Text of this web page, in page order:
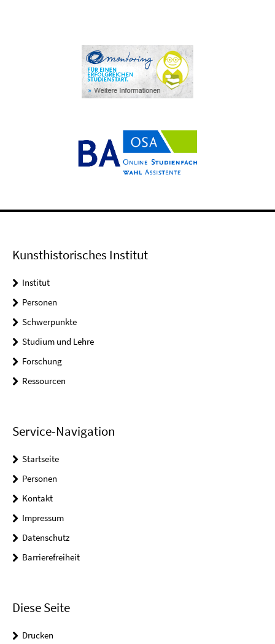
Kunsthistorisches Institut
Institut
Personen
Schwerpunkte
Studium und Lehre
Forschung
Ressourcen
Service-Navigation
Startseite
Personen
Kontakt
Impressum
Datenschutz
Barrierefreiheit
Diese Seite
Drucken